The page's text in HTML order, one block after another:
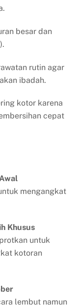
besar dan
rutin agar
ibadah.
kotor karena
cepat
mengangkat
Khusus
untuk
kotoran
lembut namun